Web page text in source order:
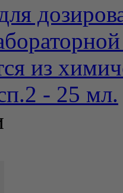
из
- 25 мл.